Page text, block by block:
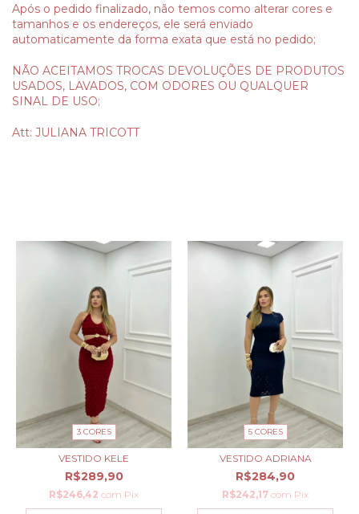
Após o pedido finalizado, não temos como alterar cores e
tamanhos e os endereços, ele será enviado
automaticamente da forma exata que está no pedido;
NÃO ACEITAMOS TROCAS DEVOLUÇÕES DE PRODUTOS
USADOS, LAVADOS, COM ODORES OU QUALQUER
SINAL DE USO;
Att: JULIANA TRICOTT
3 CORES
VESTIDO KELE
R$289,90
R$246,42 com Pix
5 CORES
VESTIDO ADRIANA
R$284,90
R$242,17 com Pix